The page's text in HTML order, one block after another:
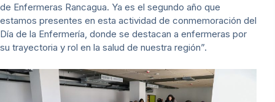
de Enfermeras Rancagua. Ya es el segundo año que
estamos presentes en esta actividad de conmemoración del
Día de la Enfermería, donde se destacan a enfermeras por
su trayectoria y rol en la salud de nuestra región”.